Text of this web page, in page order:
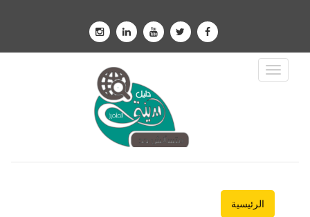
Toggle
Navigation
الرئيسية